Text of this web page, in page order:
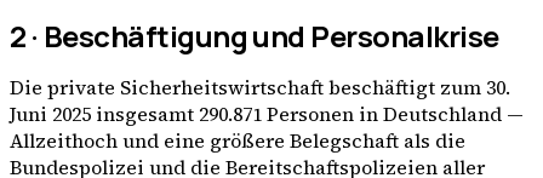
2 · Beschäftigung und Personalkrise
Die private Sicherheitswirtschaft beschäftigt zum 30.
Juni 2025 insgesamt 290.871 Personen in Deutschland —
Allzeithoch und eine größere Belegschaft als die
Bundespolizei und die Bereitschaftspolizeien aller